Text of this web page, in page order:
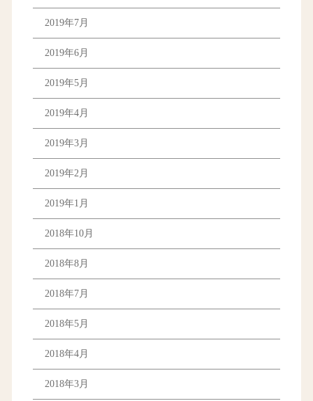
2019年7月
2019年6月
2019年5月
2019年4月
2019年3月
2019年2月
2019年1月
2018年10月
2018年8月
2018年7月
2018年5月
2018年4月
2018年3月